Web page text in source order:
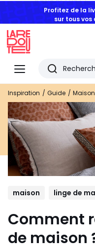
Profitez de la
sur tous vos
Menu
Redoute
Rechercher
Les
derniers
articles
consultés
Inspiration Guide Maison
maison linge de
Comment
de maison